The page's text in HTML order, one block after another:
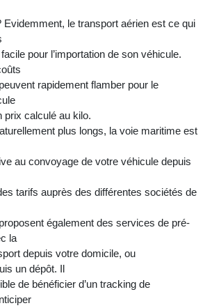
Evidemment, le transport aérien est ce qui
pour l’importation de son véhicule.
rapidement flamber pour le
prix calculé au kilo.
plus longs, la voie maritime est
au convoyage de votre véhicule depuis
tarifs auprès des différentes sociétés de
également des services de pré-
la
depuis votre domicile, ou
un dépôt. Il
de bénéficier d’un tracking de